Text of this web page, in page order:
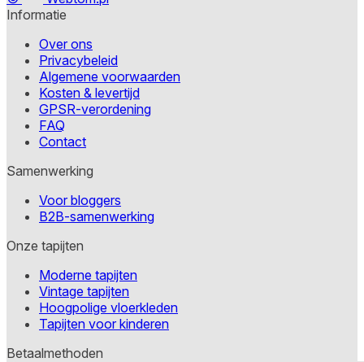
Informatie
Over ons
Privacybeleid
Algemene voorwaarden
Kosten & levertijd
GPSR-verordening
FAQ
Contact
Samenwerking
Voor bloggers
B2B-samenwerking
Onze tapijten
Moderne tapijten
Vintage tapijten
Hoogpolige vloerkleden
Tapijten voor kinderen
Betaalmethoden